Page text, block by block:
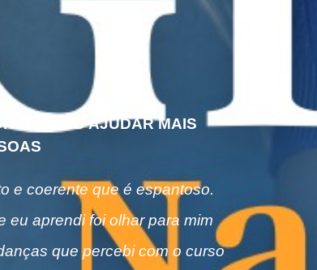
POSSO AJUDAR MAIS
e coerente que é espantoso.
eu aprendi foi olhar para mim
que percebi com o curso